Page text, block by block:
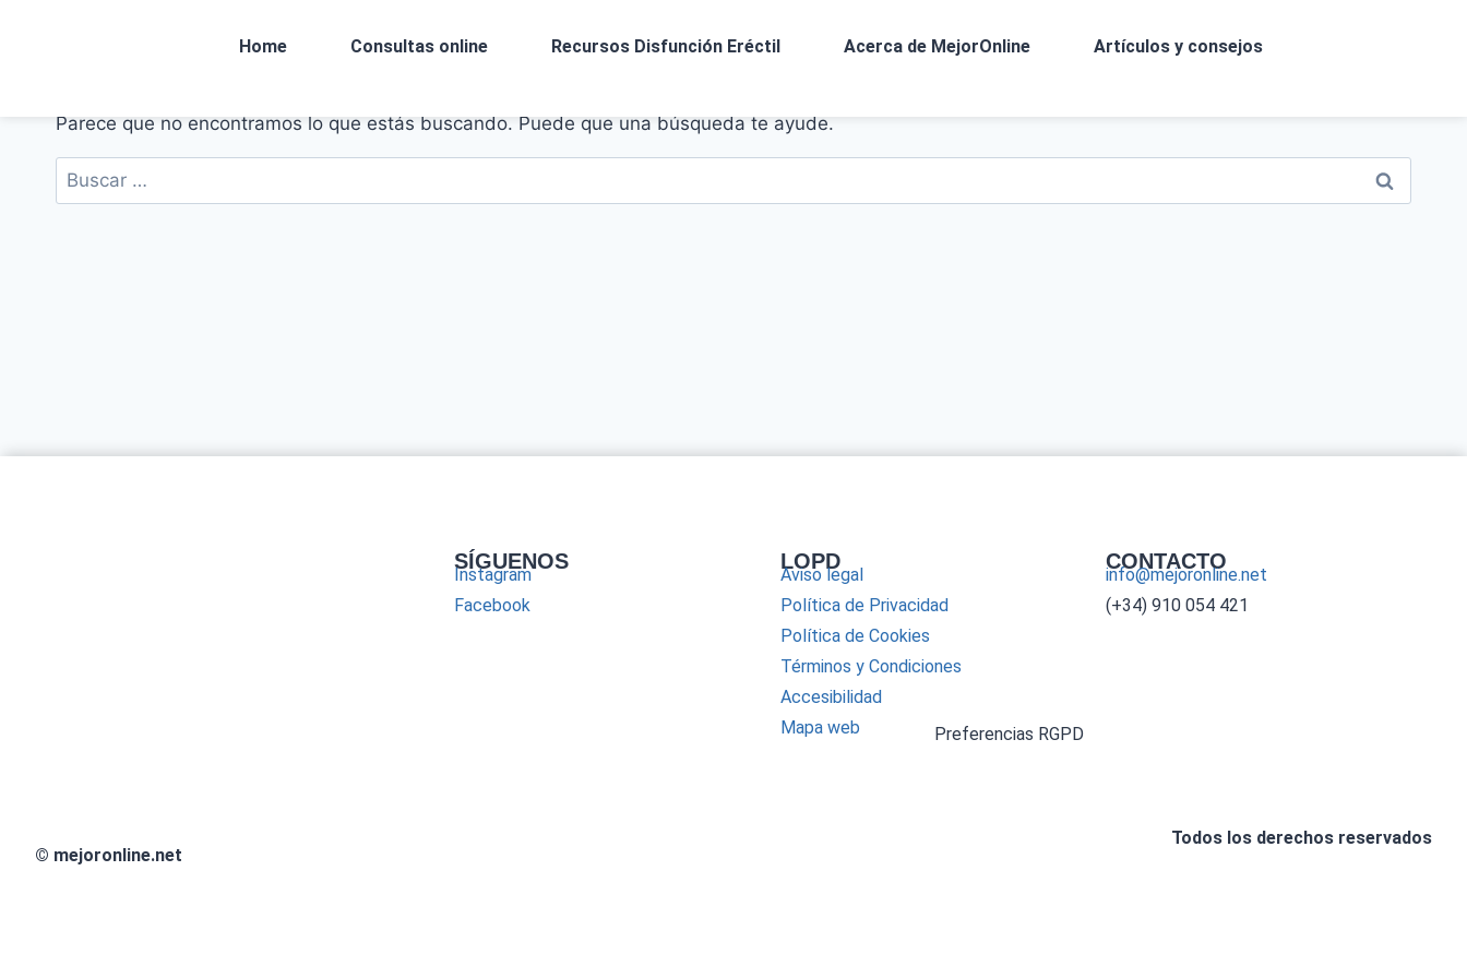
Home Consultas online Recursos Disfunción Eréctil Acerca de MejorOnline Artículos y consejos
Parece que no encontramos lo que estás buscando. Puede que una búsqueda te ayude.
SÍGUENOS
Instagram
Facebook
LOPD
Aviso legal
Política de Privacidad
Política de Cookies
Términos y Condiciones
Accesibilidad
Mapa web
Preferencias RGPD
CONTACTO
info@mejoronline.net
(+34) 910 054 421
© mejoronline.net
Todos los derechos reservados